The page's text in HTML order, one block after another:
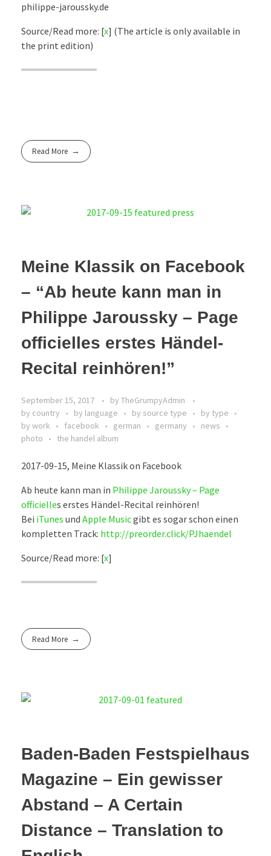
philippe-jaroussky.de
Source/Read more: [x] (The article is only available in
the print edition)
Read More
Meine Klassik on Facebook
– “Ab heute kann man in
Philippe Jaroussky – Page
officielles erstes Händel-
Recital reinhören!”
September 15, 2017 by TheGrumpyAdmin
by country
by language by source type
by type
by work
facebook german germany
news
photo
the handel album
2017-09-15, Meine Klassik on Facebook
Ab heute kann man in Philippe Jaroussky – Page
officielles erstes Händel-Recital reinhören!
Bei iTunes und Apple Musicgibt es sogar schon einen
kompletten Track: http://preorder.click/PJhaendel
Source/Read more: [x]
Read More
Baden-Baden Festspielhaus
Magazine – Ein gewisser
Abstand – A Certain
Distance – Translation to